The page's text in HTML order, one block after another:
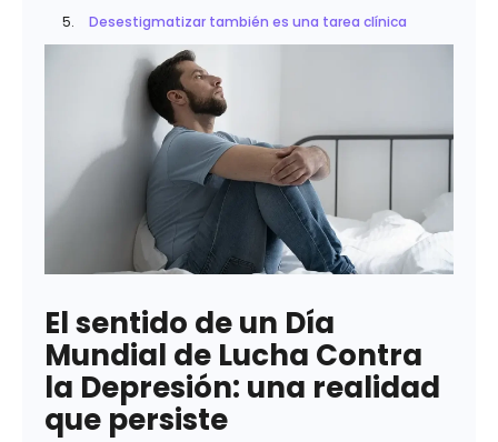
Desestigmatizar también es una tarea clínica
El sentido de un Día
Mundial de Lucha Contra
la Depresión: una realidad
que persiste